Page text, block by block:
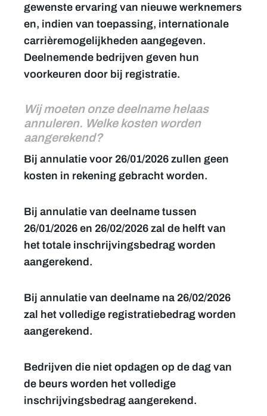
gewenste ervaring van nieuwe werknemers
en, indien van toepassing, internationale
carrièremogelijkheden aangegeven.
Deelnemende bedrijven geven hun
voorkeuren door bij registratie.
Wij moeten onze deelname helaas
annuleren. Welke kosten worden
aangerekend?
Bij annulatie voor 26/01/2026 zullen geen
kosten in rekening gebracht worden.
Bij annulatie van deelname tussen
26/01/2026 en 26/02/2026 zal de helft van
het totale inschrijvingsbedrag worden
aangerekend.
Bij annulatie van deelname na 26/02/2026
zal het volledige registratiebedrag worden
aangerekend.
Bedrijven die niet opdagen op de dag van
de beurs worden het volledige
inschrijvingsbedrag aangerekend.